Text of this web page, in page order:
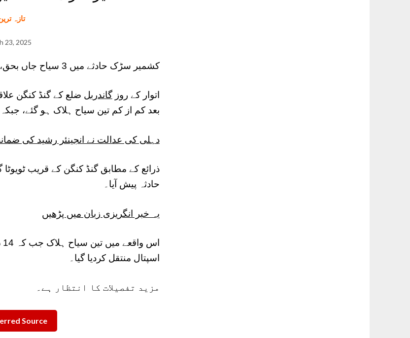
تازہ
23, 2025
کشمیر سڑک حادثے میں 3 سیاح جاں بحق، 14 زخمی
اتوار کے روزگاندربل ضلع کے گنڈ کنگن
بعد کم از کم تین سیاح ہلاک ہو گئے، جبکہ 14 دیگر زخمی ہو گئے۔
دہلی کی عدالت نے انجینئر رشید کی
ذرائع کے مطابق گنڈ کنگن کے قریب
حادثہ پیش آیا۔
یہ خبر انگریزی زبان میں پڑھیں
اسپتال منتقل کردیا گیا۔
مزید تفصیلات کا انتظار ہے۔
Source